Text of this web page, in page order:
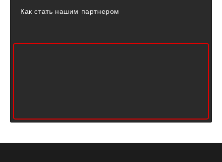
Как стать нашим партнером